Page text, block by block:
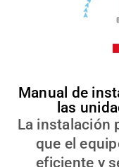
Manual de
las
La instalación
que el
eficiente y